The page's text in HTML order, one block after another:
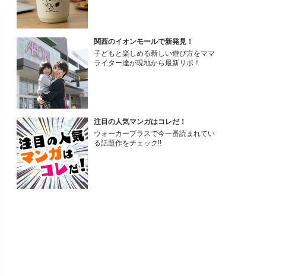
関西のイオンモールで新発見！
子どもと楽しめる新しい遊び方をママ
ライター達が現地から最新リポ！
注目の人気マンガはコレだ！
ウォーカープラスで今一番読まれてい
る話題作をチェック!!